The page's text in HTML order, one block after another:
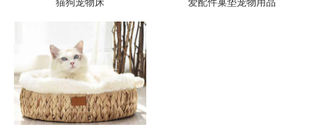
猫狗宠物床
爱配件巢垫宠物用品